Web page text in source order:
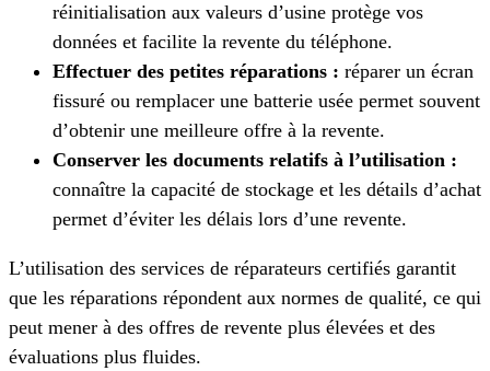
réinitialisation aux valeurs d’usine protège vos
données et facilite la revente du téléphone.
Effectuer des petites réparations : réparer un écran
fissuré ou remplacer une batterie usée permet souvent
d’obtenir une meilleure offre à la revente.
Conserver les documents relatifs à l’utilisation :
connaître la capacité de stockage et les détails d’achat
permet d’éviter les délais lors d’une revente.
L’utilisation des services de réparateurs certifiés garantit
que les réparations répondent aux normes de qualité, ce qui
peut mener à des offres de revente plus élevées et des
évaluations plus fluides.